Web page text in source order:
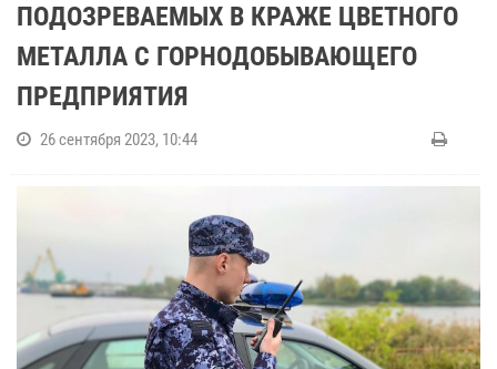
ПОДОЗРЕВАЕМЫХ В КРАЖЕ ЦВЕТНОГО
МЕТАЛЛА С ГОРНОДОБЫВАЮЩЕГО
ПРЕДПРИЯТИЯ
26 сентября 2023, 10:44